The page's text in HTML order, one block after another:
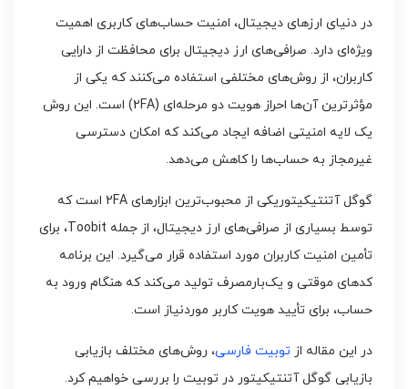
در دنیای ارزهای دیجیتال، امنیت حساب‌های کاربری اهمیت
ویژه‌ای دارد. صرافی‌های ارز دیجیتال برای محافظت از دارایی
کاربران، از روش‌های مختلفی استفاده می‌کنند که یکی از
مؤثرترین آن‌ها احراز هویت دو مرحله‌ای (2FA) است. این روش
یک لایه امنیتی اضافه ایجاد می‌کند که امکان دسترسی
غیرمجاز به حساب‌ها را کاهش می‌دهد.
گوگل آتنتیکیتوریکی از محبوب‌ترین ابزارهای 2FA است که
توسط بسیاری از صرافی‌های ارز دیجیتال، از جمله Toobit، برای
تأمین امنیت کاربران مورد استفاده قرار می‌گیرد. این برنامه
کدهای موقتی و یک‌بارمصرف تولید می‌کند که هنگام ورود به
حساب، برای تأیید هویت کاربر موردنیاز است.
در این مقاله از توبیت فارسی، روش‌های مختلف بازیابی
بازیابی گوگل آتنتیکیتور در توبیت را بررسی خواهیم کرد.